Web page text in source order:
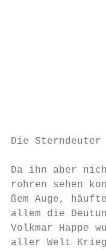
Die Sterndeuter
Da ihn aber
rohren sehen
ßem Auge,
allem die
Volkmar
aller Welt